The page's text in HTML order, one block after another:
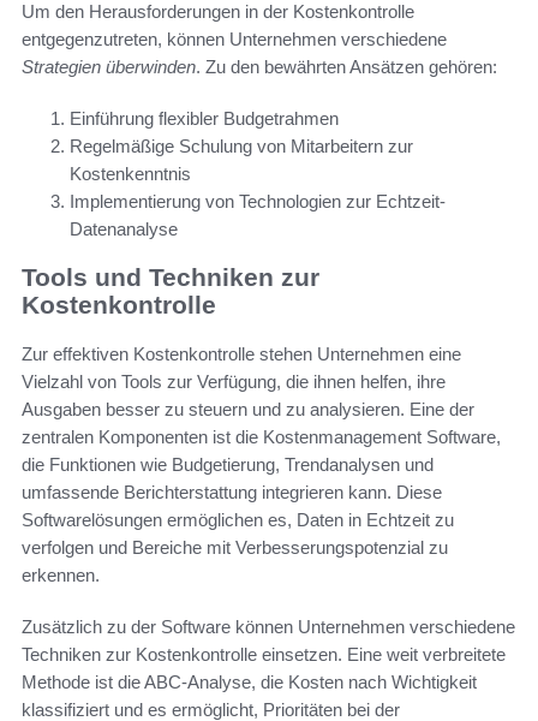
Um den Herausforderungen in der Kostenkontrolle
entgegenzutreten, können Unternehmen verschiedene
Strategien überwinden. Zu den bewährten Ansätzen gehören:
Einführung flexibler Budgetrahmen
Regelmäßige Schulung von Mitarbeitern zur
Kostenkenntnis
Implementierung von Technologien zur Echtzeit-
Datenanalyse
Tools und Techniken zur
Kostenkontrolle
Zur effektiven Kostenkontrolle stehen Unternehmen eine
Vielzahl von Tools zur Verfügung, die ihnen helfen, ihre
Ausgaben besser zu steuern und zu analysieren. Eine der
zentralen Komponenten ist die Kostenmanagement Software,
die Funktionen wie Budgetierung, Trendanalysen und
umfassende Berichterstattung integrieren kann. Diese
Softwarelösungen ermöglichen es, Daten in Echtzeit zu
verfolgen und Bereiche mit Verbesserungspotenzial zu
erkennen.
Zusätzlich zu der Software können Unternehmen verschiedene
Techniken zur Kostenkontrolle einsetzen. Eine weit verbreitete
Methode ist die ABC-Analyse, die Kosten nach Wichtigkeit
klassifiziert und es ermöglicht, Prioritäten bei der